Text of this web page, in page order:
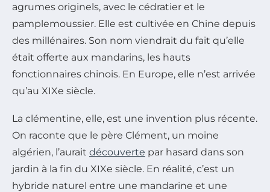
agrumes originels, avec le cédratier et le
pamplemoussier. Elle est cultivée en Chine depuis
des millénaires. Son nom viendrait du fait qu’elle
était offerte aux mandarins, les hauts
fonctionnaires chinois. En Europe, elle n’est arrivée
qu’au XIXe siècle.
La clémentine, elle, est une invention plus récente.
On raconte que le père Clément, un moine
algérien, l’aurait découverte par hasard dans son
jardin à la fin du XIXe siècle. En réalité, c’est un
hybride naturel entre une mandarine et une